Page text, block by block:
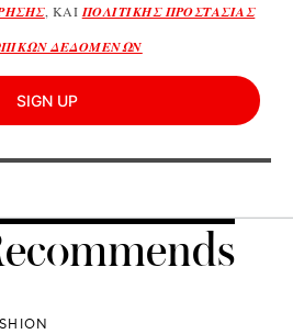
, ΚΑΙ ΠΟΛΙΤΙΚΗΣ ΠΡΟΣΤΑΣΙΑΣ
ΔΕΔΟΜΕΝΩΝ
SIGN UP